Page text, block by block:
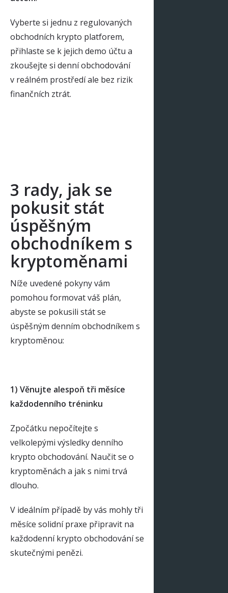
Vyberte si jednu z regulovaných
obchodních krypto platforem,
přihlaste se k jejich demo účtu a
zkoušejte si denní obchodování
v reálném prostředí ale bez rizik
finančních ztrát.
3 rady, jak se
pokusit stát
úspěšným
obchodníkem s
kryptoměnami
Níže uvedené pokyny vám
pomohou formovat váš plán,
abyste se pokusili stát se
úspěšným denním obchodníkem s
kryptoměnou:
1) Věnujte alespoň tři měsíce
každodenního tréninku
Zpočátku nepočítejte s
velkolepými výsledky denního
krypto obchodování. Naučit se o
kryptoměnách a jak s nimi trvá
dlouho.
V ideálním případě by vás mohly tři
měsíce solidní praxe připravit na
každodenní krypto obchodování se
skutečnými penězi.